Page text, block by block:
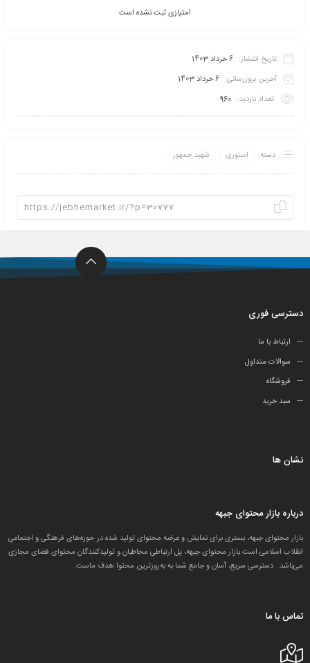
امتیازی ثبت نشده است
تاریخ انتشار: 6 خرداد 1403
آخرین بروزرسانی: 6 خرداد 1403
تعداد بازدید: 960
دسته: استوری شهید جمهور
دسترسی فوری
ارتباط با ما
سوالات متداول
فروشگاه
سبد خرید
نشان ها
درباره بازار محتوای جبهه
بازار محتوای جبهه، بستری برای نمایش و عرضه محتوای تولید شده در حوزه‌های فرهنگی و اجتماعیِ
انقلاب اسلامی است.بازار محتوای جبهه، پل ارتباطی مخاطبان و تولید‌کنندگان محتوای فضای مجازی
می‌باشد. دسترسی سریع، آسان و جامع شما به به‌روزترین محتوا هدف ماست.
تماس با ما